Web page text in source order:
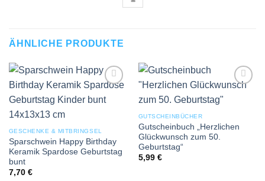
ÄHNLICHE PRODUKTE
wishlist
GESCHENKE & MITBRINGSEL
Sparschwein Happy Birthday
Keramik Spardose Geburtstag
bunt
7,70 €
GUTSCHEINBÜCHER
Gutscheinbuch „Herzlichen
Glückwunsch zum 50.
Geburtstag“
5,99 €